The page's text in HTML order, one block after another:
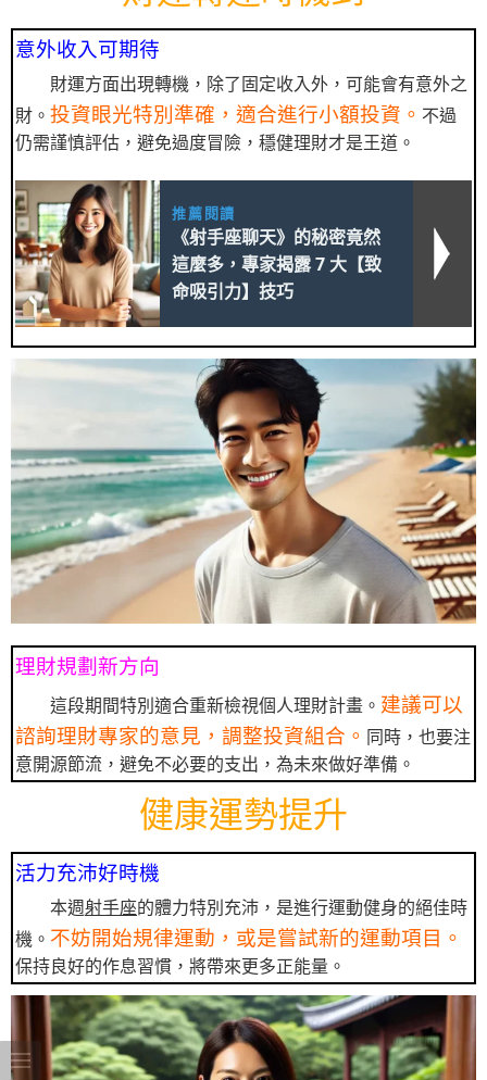
意外收入可期待
財運方面出現轉機，除了固定收入外，可能會有意外之
財。 投資眼光特別準確，適合進行小額投資。 不過
仍需謹慎評估，避免過度冒險，穩健理財才是王道。
推薦閱讀
《射手座聊天》的秘密竟然
這麼多，專家揭露 7 大【致
命吸引力】技巧
理財規劃新方向
這段期間特別適合重新檢視個人理財計畫。 建議可以
諮詢理財專家的意見，調整投資組合。 同時，也要注
意開源節流，避免不必要的支出，為未來做好準備。
健康運勢提升
活力充沛好時機
本週射手座的體力特別充沛，是進行運動健身的絕佳時
機。 不妨開始規律運動，或是嘗試新的運動項目。
保持良好的作息習慣，將帶來更多正能量。